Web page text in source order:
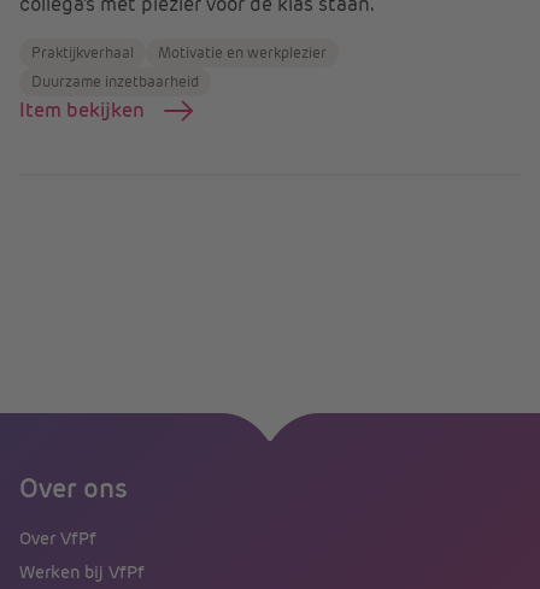
Praktijkverhaal
Motivatie en werkplezier
Duurzame inzetbaarheid
Item bekijken
Over ons
Over VfPf
Werken bij VfPf